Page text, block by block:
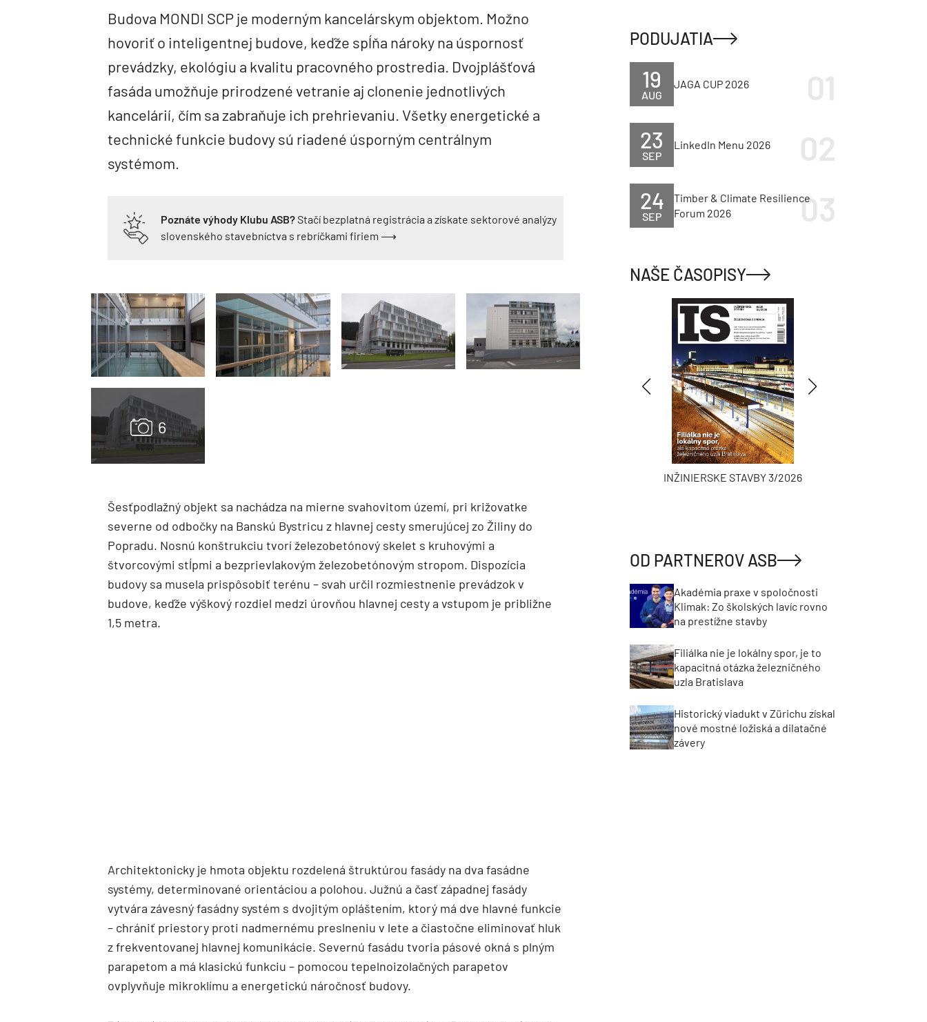
Budova MONDI SCP je moderným kancelárskym objektom. Možno
hovoriť o inteligentnej budove, keďže spĺňa nároky na úspornosť
prevádzky, ekológiu a kvalitu pracovného prostredia. Dvojplášťová
fasáda umožňuje prirodzené vetranie aj clonenie jednotlivých
kancelárií, čím sa zabraňuje ich prehrievaniu. Všetky energetické a
technické funkcie budovy sú riadené úsporným centrálnym
systémom.
Poznáte výhody Klubu ASB?Stačí bezplatná registrácia a získate sektorové analýzy
slovenského stavebníctva s rebríčkami firiem ⟶
Šesťpodlažný objekt sa nachádza na mierne svahovitom území, pri križovatke
severne od odbočky na Banskú Bystricu z hlavnej cesty smerujúcej zo Žiliny do
Popradu. Nosnú konštrukciu tvorí železobetónový skelet s kruhovými a
štvorcovými stĺpmi a bezprievlakovým železobetónovým stropom. Dispozícia
budovy sa musela prispôsobiť terénu – svah určil rozmiestnenie prevádzok v
budove, keďže výškový rozdiel medzi úrovňou hlavnej cesty a vstupom je približne
1,5 metra.
Architektonicky je hmota objektu rozdelená štruktúrou fasády na dva fasádne
systémy, determinované orientáciou a polohou. Južnú a časť západnej fasády
vytvára závesný fasádny systém s dvojitým opláštením, ktorý má dve hlavné funkcie
– chrániť priestory proti nadmernému preslneniu v lete a čiastočne eliminovať hluk
z frekventovanej hlavnej komunikácie. Severnú fasádu tvoria pásové okná s plným
parapetom a má klasickú funkciu – pomocou tepelnoizolačných parapetov
ovplyvňuje mikroklímu a energetickú náročnosť budovy.
PODUJATIA
AUG
19 JAGA CUP 2026
SEP
23 LinkedIn Menu 2026
SEP
24
Timber & Climate Resilience
Forum 2026
NAŠE ČASOPISY
INŽINIERSKE STAVBY 3/2026
OD PARTNEROV ASB
Akadémia praxe v spoločnosti
Klimak: Zo školských lavíc rovno
na prestížne stavby
Filiálka nie je lokálny spor, je to
kapacitná otázka železničného
uzla Bratislava
Historický viadukt v Zürichu získal
nové mostné ložiská a dilatačné
závery